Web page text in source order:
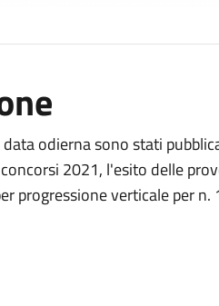
odierna sono stati
2021, l'esito delle
progressione verticale per